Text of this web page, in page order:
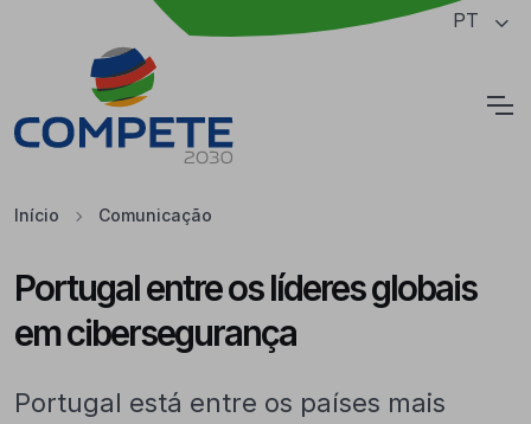
Saltar para o conteúdo principal da página PT
Início Comunicação
Portugal entre os líderes globais
em cibersegurança
Portugal está entre os países mais